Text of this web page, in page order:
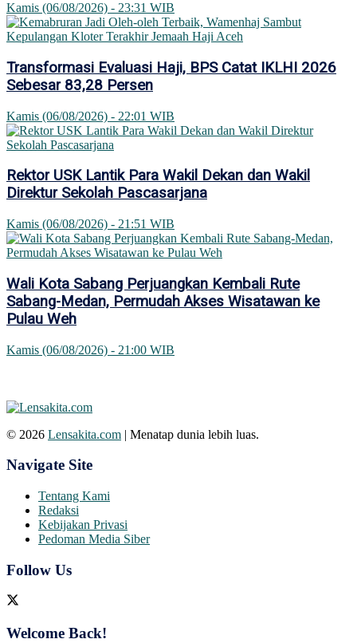
Kamis (06/08/2026) - 23:31 WIB
Transformasi Evaluasi Haji, BPS Catat IKLHI 2026
Sebesar 83,28 Persen
Kamis (06/08/2026) - 22:01 WIB
Rektor USK Lantik Para Wakil Dekan dan Wakil
Direktur Sekolah Pascasarjana
Kamis (06/08/2026) - 21:51 WIB
Wali Kota Sabang Perjuangkan Kembali Rute
Sabang-Medan, Permudah Akses Wisatawan ke
Pulau Weh
Kamis (06/08/2026) - 21:00 WIB
© 2026 Lensakita.com | Menatap dunia lebih luas.
Navigate Site
Tentang Kami
Redaksi
Kebijakan Privasi
Pedoman Media Siber
Follow Us
Welcome Back!